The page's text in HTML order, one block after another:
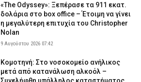
«The Odyssey»: Ξεπέρασε τα 911 εκατ.
δολάρια στο box office – Έτοιμη να γίνει
η μεγαλύτερη επιτυχία του Christopher
Nolan
9 Αυγούστου 2026 07:42
Κομοτηνή: Στο νοσοκομείο ανήλικος
μετά από κατανάλωση αλκοόλ –
Συνελήφθη υπάλληλος καταστήματος